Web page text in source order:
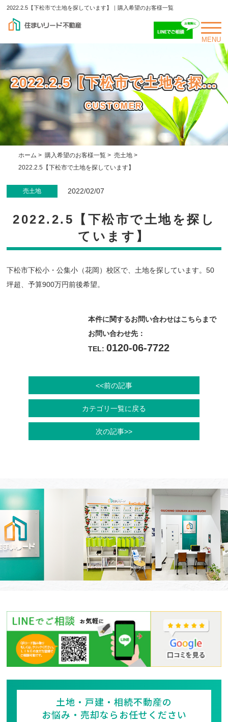
2022.2.5【下松市で土地を探しています】｜購入希望のお客様一覧
MENU
2022.2.5【下松市で土地を探...
CUSTOMER
ホーム > 購入希望のお客様一覧 > 売土地 >
2022.2.5【下松市で土地を探しています】
売土地 2022/02/07
2022.2.5【下松市で土地を探し
ています】
下松市下松小・公集小（花岡）校区で、土地を探しています。50
坪超、予算900万円前後希望。
本件に関するお問い合わせはこちらまで
お問い合わせ先：
TEL: 0120-06-7722
<<前の記事
カテゴリ一覧に戻る
次の記事>>
土地・戸建・相続不動産の
お悩み・売却ならお任せください